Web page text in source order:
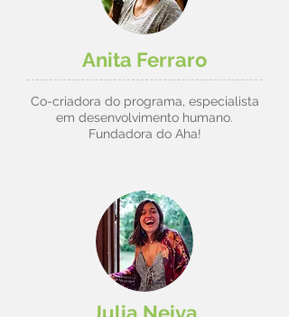
Anita Ferraro
Co-criadora do programa, especialista
em desenvolvimento humano.
Fundadora do Aha!